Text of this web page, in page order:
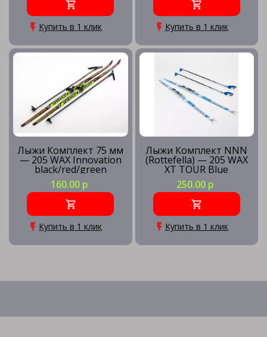
Купить в 1 клик Купить в 1 клик
Лыжи Комплект 75 мм
— 205 WAX Innovation
black/red/green
160.00 р
Купить в 1 клик
Лыжи Комплект NNN
(Rottefella) — 205 WAX
XT TOUR Blue
250.00 р
Купить в 1 клик